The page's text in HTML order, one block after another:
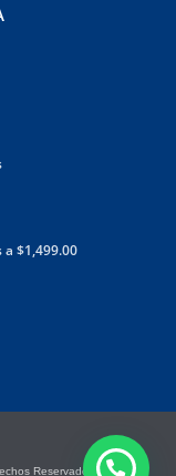
$1,499.00
Reservados.